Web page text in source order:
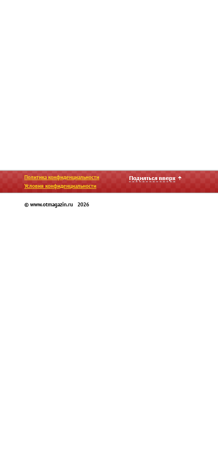
Политика конфиденциальности
Условия конфиденциальности
© www.otmagazin.ru 2026